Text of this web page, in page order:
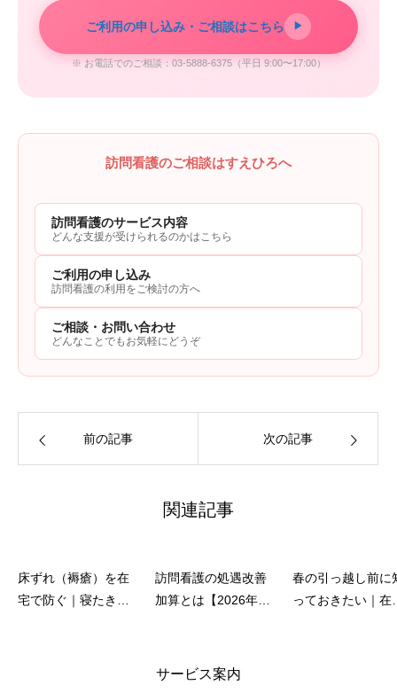
ご利用の申し込み・ご相談はこちら ▶
※ お電話でのご相談：03-5888-6375（平日 9:00〜17:00）
訪問看護のご相談はすえひろへ
訪問看護のサービス内容
どんな支援が受けられるのかはこちら
ご利用の申し込み
訪問看護の利用をご検討の方へ
ご相談・お問い合わせ
どんなことでもお気軽にどうぞ
前の記事 次の記事
関連記事
床ずれ（褥瘡）を在
宅で防ぐ｜寝たきり
訪問看護の処遇改善
加算とは【2026年6
る？利用者負担も解
春の引っ越し前に
っておきたい｜在
サービス案内